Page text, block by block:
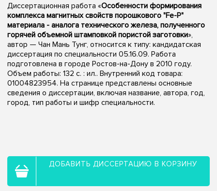
Диссертационная работа «Особенности формирования
комплекса магнитных свойств порошкового "Fe-P"
материала - аналога технического железа, полученного
горячей объемной штамповкой пористой заготовки»,
автор — Чан Мань Тунг, относится к типу: кандидатская
диссертация по специальности 05.16.09. Работа
подготовлена в городе Ростов-на-Дону в 2010 году.
Объем работы: 132 с. : ил.. Внутренний код товара:
01004823954. На странице представлены основные
сведения о диссертации, включая название, автора, год,
город, тип работы и шифр специальности.
ДОБАВИТЬ ДИССЕРТАЦИЮ В КОРЗИНУ